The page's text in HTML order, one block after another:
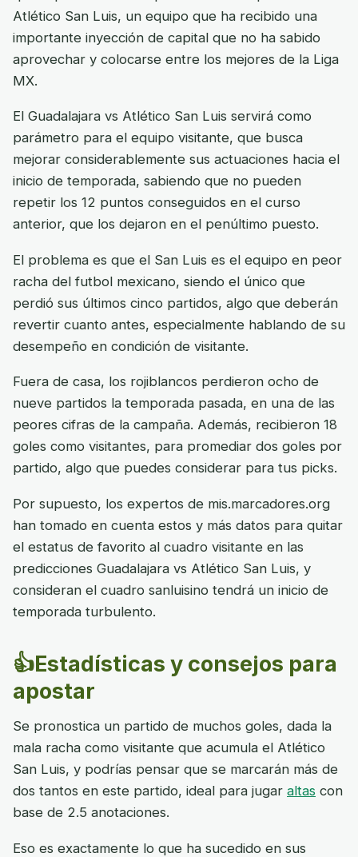
Atlético San Luis, un equipo que ha recibido una
importante inyección de capital que no ha sabido
aprovechar y colocarse entre los mejores de la Liga
MX.
El Guadalajara vs Atlético San Luis servirá como
parámetro para el equipo visitante, que busca
mejorar considerablemente sus actuaciones hacia el
inicio de temporada, sabiendo que no pueden
repetir los 12 puntos conseguidos en el curso
anterior, que los dejaron en el penúltimo puesto.
El problema es que el San Luis es el equipo en peor
racha del futbol mexicano, siendo el único que
perdió sus últimos cinco partidos, algo que deberán
revertir cuanto antes, especialmente hablando de su
desempeño en condición de visitante.
Fuera de casa, los rojiblancos perdieron ocho de
nueve partidos la temporada pasada, en una de las
peores cifras de la campaña. Además, recibieron 18
goles como visitantes, para promediar dos goles por
partido, algo que puedes considerar para tus picks.
Por supuesto, los expertos de mis.marcadores.org
han tomado en cuenta estos y más datos para quitar
el estatus de favorito al cuadro visitante en las
predicciones Guadalajara vs Atlético San Luis, y
consideran el cuadro sanluisino tendrá un inicio de
temporada turbulento.
👍Estadísticas y consejos para
apostar
Se pronostica un partido de muchos goles, dada la
mala racha como visitante que acumula el Atlético
San Luis, y podrías pensar que se marcarán más de
dos tantos en este partido, ideal para jugar altas con
base de 2.5 anotaciones.
Eso es exactamente lo que ha sucedido en sus